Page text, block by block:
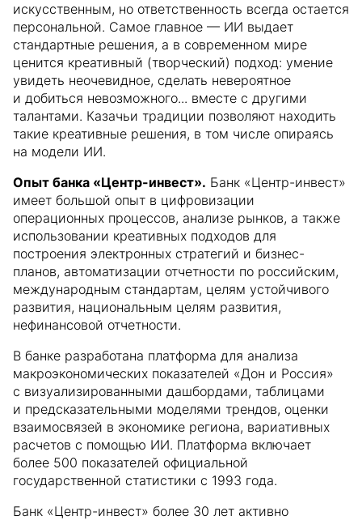
искусственным, но ответственность всегда остается
персональной. Самое главное — ИИ выдает
стандартные решения, а в современном мире
ценится креативный (творческий) подход: умение
увидеть неочевидное, сделать невероятное
и добиться невозможного... вместе с другими
талантами. Казачьи традиции позволяют находить
такие креативные решения, в том числе опираясь
на модели ИИ.
Опыт банка «Центр-инвест». Банк «Центр-инвест»
имеет большой опыт в цифровизации
операционных процессов, анализе рынков, а также
использовании креативных подходов для
построения электронных стратегий и бизнес-
планов, автоматизации отчетности по российским,
международным стандартам, целям устойчивого
развития, национальным целям развития,
нефинансовой отчетности.
В банке разработана платформа для анализа
макроэкономических показателей «Дон и Россия»
с визуализированными дашбордами, таблицами
и предсказательными моделями трендов, оценки
взаимосвязей в экономике региона, вариативных
расчетов с помощью ИИ. Платформа включает
более 500 показателей официальной
государственной статистики с 1993 года.
Банк «Центр-инвест» более 30 лет активно